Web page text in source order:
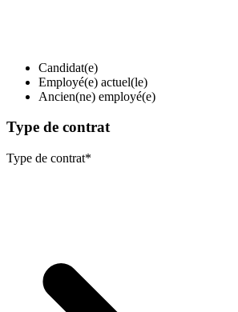
Candidat(e)
Employé(e) actuel(le)
Ancien(ne) employé(e)
Type de contrat
Type de contrat*